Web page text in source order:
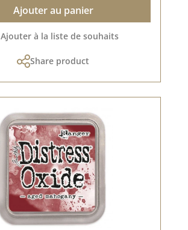
Ajouter au panier
Ajouter à la liste de souhaits
Share product